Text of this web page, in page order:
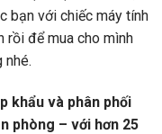
bạn với chiếc máy tính
rồi để mua cho mình
nhé.
khẩu và phân phối
phòng – với hơn 25